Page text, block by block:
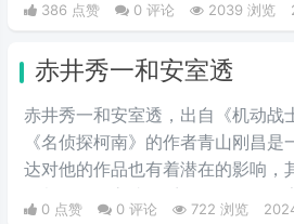
格尔之女有着可爱的外表和成熟的
着粉色头发的美少女在可爱的外表
质。
386 点赞 0 评论 2039 浏览
赤井秀一和安室透
赤井秀一和安室透，出自《机动战
《名侦探柯南》的作者青山刚昌
达对他的作品也有着潜在的影响，
0 点赞 0 评论 722 浏览